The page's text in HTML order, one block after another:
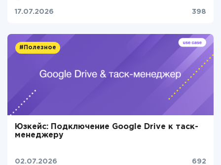
17.07.2026 398
#Полезное
Юзкейс: Подключение Google Drive к таск-
менеджеру
02.07.2026 692